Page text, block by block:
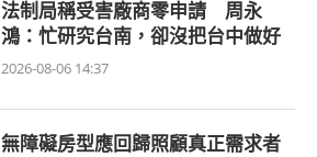
法制局稱受害廠商零申請 周永
鴻：忙研究台南，卻沒把台中做好
2026-08-06 14:37
無障礙房型應回歸照顧真正需求者